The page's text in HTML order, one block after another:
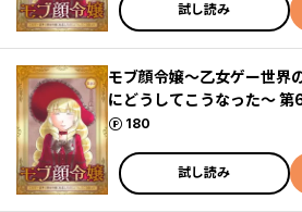
試し読み
モブ顔令嬢～乙女ゲー世界
にどうしてこうなった～ 第
180
ポイント
試し読み